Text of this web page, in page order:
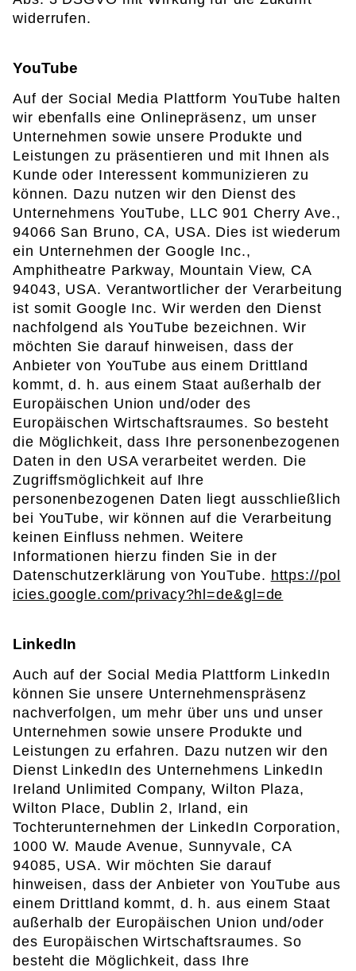
widerrufen.
YouTube
Auf der Social Media Plattform YouTube halten
wir ebenfalls eine Onlinepräsenz, um unser
Unternehmen sowie unsere Produkte und
Leistungen zu präsentieren und mit Ihnen als
Kunde oder Interessent kommunizieren zu
können. Dazu nutzen wir den Dienst des
Unternehmens YouTube, LLC 901 Cherry Ave.,
94066 San Bruno, CA, USA. Dies ist wiederum
ein Unternehmen der Google Inc.,
Amphitheatre Parkway, Mountain View, CA
94043, USA. Verantwortlicher der Verarbeitung
ist somit Google Inc. Wir werden den Dienst
nachfolgend als YouTube bezeichnen. Wir
möchten Sie darauf hinweisen, dass der
Anbieter von YouTube aus einem Drittland
kommt, d. h. aus einem Staat außerhalb der
Europäischen Union und/oder des
Europäischen Wirtschaftsraumes. So besteht
die Möglichkeit, dass Ihre personenbezogenen
Daten in den USA verarbeitet werden. Die
Zugriffsmöglichkeit auf Ihre
personenbezogenen Daten liegt ausschließlich
bei YouTube, wir können auf die Verarbeitung
keinen Einfluss nehmen. Weitere
Informationen hierzu finden Sie in der
Datenschutzerklärung von YouTube. https://pol
icies.google.com/privacy?hl=de&gl=de
LinkedIn
Auch auf der Social Media Plattform LinkedIn
können Sie unsere Unternehmenspräsenz
nachverfolgen, um mehr über uns und unser
Unternehmen sowie unsere Produkte und
Leistungen zu erfahren. Dazu nutzen wir den
Dienst LinkedIn des Unternehmens LinkedIn
Ireland Unlimited Company, Wilton Plaza,
Wilton Place, Dublin 2, Irland, ein
Tochterunternehmen der LinkedIn Corporation,
1000 W. Maude Avenue, Sunnyvale, CA
94085, USA. Wir möchten Sie darauf
hinweisen, dass der Anbieter von YouTube aus
einem Drittland kommt, d. h. aus einem Staat
außerhalb der Europäischen Union und/oder
des Europäischen Wirtschaftsraumes. So
besteht die Möglichkeit, dass Ihre